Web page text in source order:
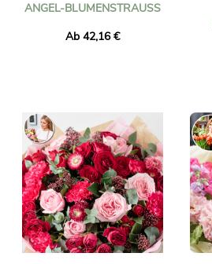
ANGEL-BLUMENSTRAUSS
Ab 42,16 €